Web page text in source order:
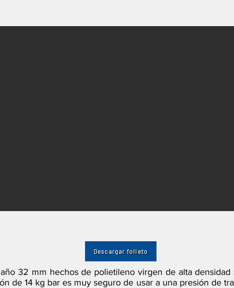
Descargar folleto
32 mm hechos de polietileno virgen de alta
de 14 kg bar es muy seguro de usar a una presión de